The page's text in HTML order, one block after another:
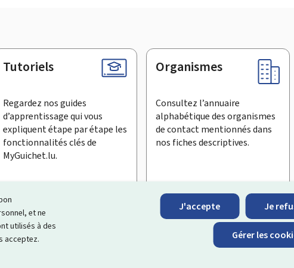
et ne
utilisés à des
acceptez.
J'accepte Je
Gérer les
Tutoriels
Regardez nos guides
d’apprentissage qui vous
expliquent étape par étape les
fonctionnalités clés de
MyGuichet.lu.
Organismes
Consultez l’annuaire
alphabétique des organismes
de contact mentionnés dans
nos fiches descriptives.
vos échanges avec l’État accès rapide et
et organismes publics luxembourgeois.